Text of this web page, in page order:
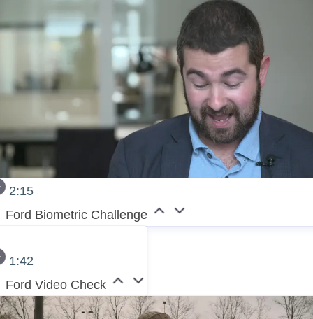
2:15
Ford Biometric Challenge
1:42
Ford Video Check